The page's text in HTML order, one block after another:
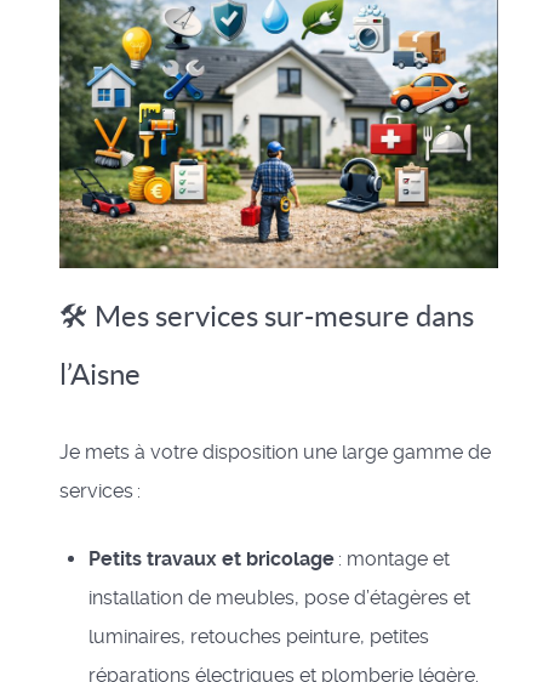
🛠️ Mes services sur-mesure dans
l’Aisne
Je mets à votre disposition une large gamme de
services :
Petits travaux et bricolage : montage et
installation de meubles, pose d’étagères et
luminaires, retouches peinture, petites
réparations électriques et plomberie légère.